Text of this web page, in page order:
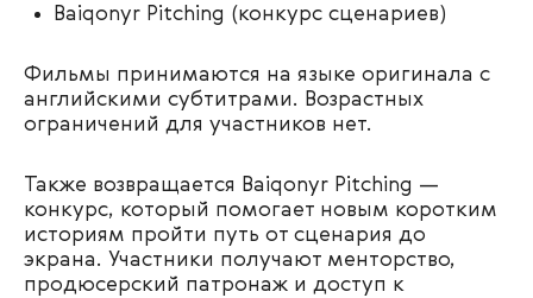
Baiqonyr Pitching (конкурс сценариев)
Фильмы принимаются на языке оригинала с
английскими субтитрами. Возрастных
ограничений для участников нет.
Также возвращается Baiqonyr Pitching —
конкурс, который помогает новым коротким
историям пройти путь от сценария до
экрана. Участники получают менторство,
продюсерский патронаж и доступ к